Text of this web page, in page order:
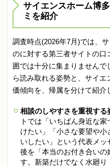
サイエンスホーム博
ミを紹介
調査時点(2026年7月)では、
のに対する第三者サイトの口
囲では十分に集まりません
ら読み取れる姿勢と、サイ
価傾向を、帰属を分けて紹介
相談のしやすさを重視する
トでは「いちばん身近な
けたい」「小さな要望や
いしたい」という代表メ
後を「本当のお付き合いの
す。新築だけでなく水廻り